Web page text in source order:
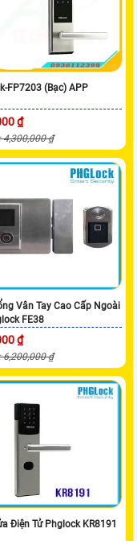
FP7203 (Bạc) APP
₫
4,300,000 ₫
Vân Tay Cao Cấp Ngoài
FE38
₫
6,200,000 ₫
Điện Tử Phglock KR8191